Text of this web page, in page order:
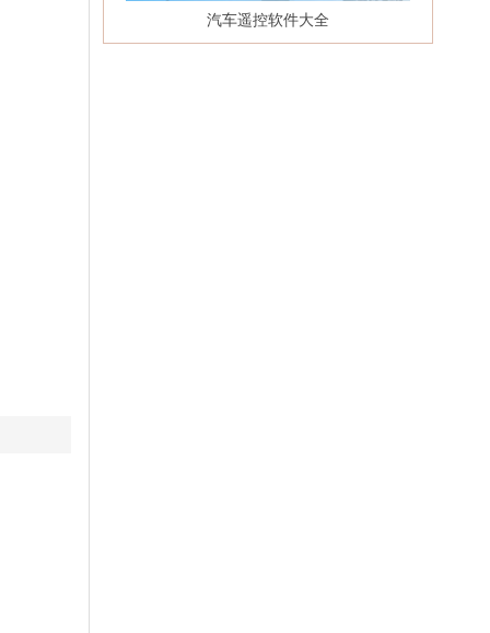
汽车遥控软件大全